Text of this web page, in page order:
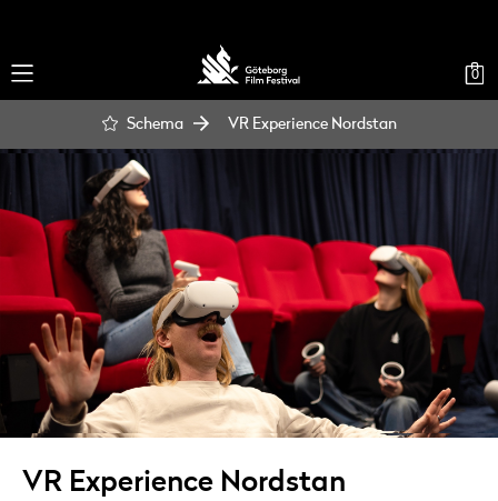
0
Schema VR Experience Nordstan
VR Experience Nordstan